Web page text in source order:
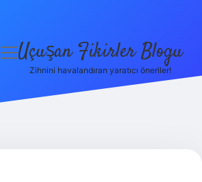
menüyü
Uçuşan Fikirler Blogu
Zihnini havalandıran yaratıcı öneriler!